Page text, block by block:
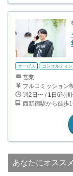
サービス コンサルティ
営業
週2日〜 / 1日6時間
西新宿駅から徒歩1
あなたにオスス